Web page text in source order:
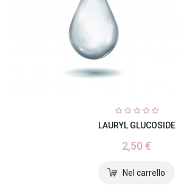
LAURYL GLUCOSIDE
2,50 €